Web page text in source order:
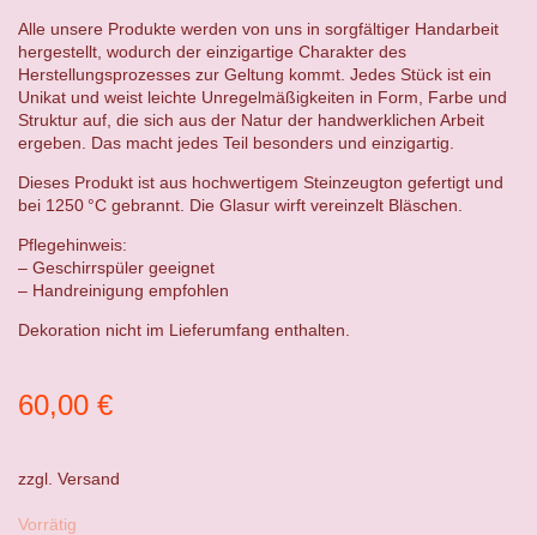
zzgl. Versand
60,00 €
Vorrätig
Alle unsere Produkte werden von uns in sorgfältiger Handarbeit
hergestellt, wodurch der einzigartige Charakter des
Herstellungsprozesses zur Geltung kommt. Jedes Stück ist ein
Unikat und weist leichte Unregelmäßigkeiten in Form, Farbe und
Struktur auf, die sich aus der Natur der handwerklichen Arbeit
ergeben. Das macht jedes Teil besonders und einzigartig.
Dieses Produkt ist aus hochwertigem Steinzeugton gefertigt und
bei 1250 °C gebrannt. Die Glasur wirft vereinzelt Bläschen.
Pflegehinweis:
– Geschirrspüler geeignet
– Handreinigung empfohlen
Dekoration nicht im Lieferumfang enthalten.